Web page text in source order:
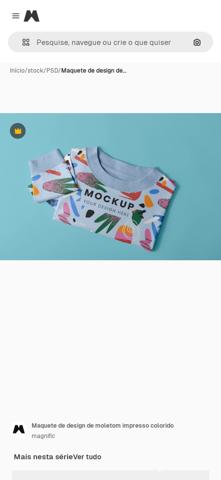
Close menu
Magnific
Início/stock/PSD/Maquete de design de…
Premium
Maquete de design de moletom impresso colorido
magnific
Mais nesta sérieVer tudo